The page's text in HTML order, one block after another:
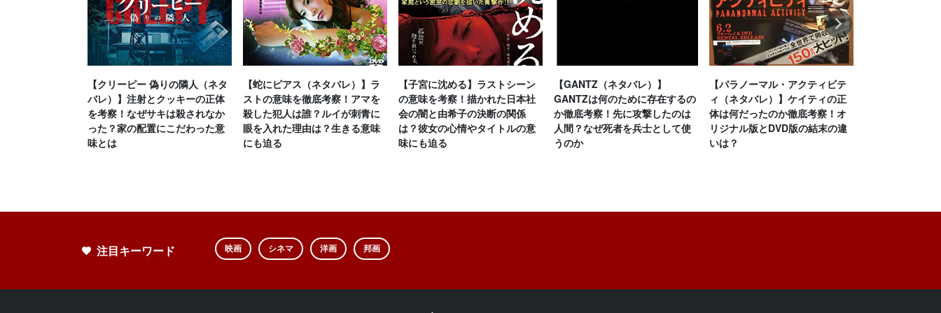
【クリーピー 偽りの隣人（ネタ
バレ）】注射とクッキーの正体
を考察！なぜサキは殺されなか
った？家の配置にこだわった意
味とは
【蛇にピアス（ネタバレ）】ラ
ストの意味を徹底考察！アマを
殺した犯人は誰？ルイが刺青に
眼を入れた理由は？生きる意味
にも迫る
【子宮に沈める】ラストシーン
の意味を考察！描かれた日本社
会の闇と由希子の決断の関係
は？彼女の心情やタイトルの意
味にも迫る
【GANTZ（ネタバレ）】
GANTZは何のために存在するの
か徹底考察！先に攻撃したのは
人間？なぜ死者を兵士として使
うのか
【パラノーマル・アクティビテ
ィ（ネタバレ）】ケイティの正
体は何だったのか徹底考察！オ
リジナル版とDVD版の結末の違
いは？
Next
注目キーワード 映画 シネマ 洋画 邦画